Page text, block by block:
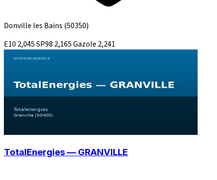
Donville les Bains (50350)
E10 2,045SP98 2,165Gazole 2,241
TotalEnergies — GRANVILLE